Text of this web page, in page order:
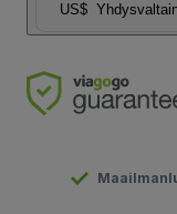
US$